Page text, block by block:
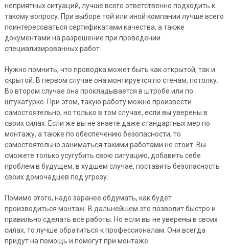
неприятных ситуаций, лучше всего ответственно подходить к
такому вопросу. При выборе той или иной компании лучше всего
поинтересоваться сертификатами качества, а также
документами на разрешение при проведении
специализированных работ.
Нужно помнить, что проводка может быть как открытой, так и
скрытой. В первом случае она монтируется по стенам, потолку.
Во втором случае она прокладывается в штробе или по
штукатурке. При этом, такую работу можно произвести
самостоятельно, но только в том случае, если вы уверены в
своих силах. Если же вы не знаете даже стандартных мер по
монтажу, а также по обеспечению безопасности, то
самостоятельно заниматься такими работами не стоит. Вы
сможете только усугубить свою ситуацию, добавить себе
проблем в будущем, в худшем случае, поставить безопасность
своих домочадцев под угрозу.
Помимо этого, надо заранее обдумать, как будет
производиться монтаж. В дальнейшем это позволит быстро и
правильно сделать все работы. Но если вы не уверены в своих
силах, то лучше обратиться к профессионалам. Они всегда
придут на помощь и помогут при монтаже.